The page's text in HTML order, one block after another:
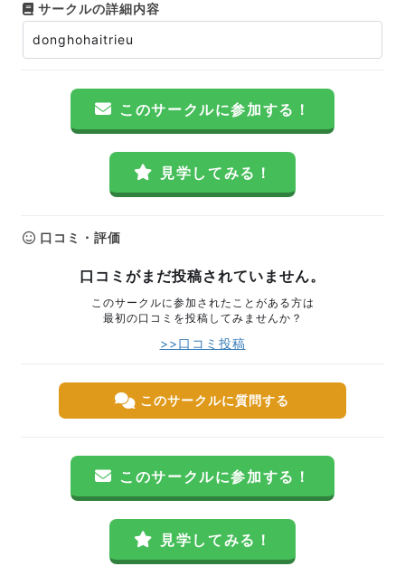
サークルの詳細内容
donghohaitrieu
このサークルに参加する！
見学してみる！
口コミ・評価
口コミがまだ投稿されていません。
このサークルに参加されたことがある方は
最初の口コミを投稿してみませんか？
>>口コミ投稿
このサークルに質問する
このサークルに参加する！
見学してみる！